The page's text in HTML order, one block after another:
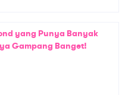
yang Punya Banyak
Gampang Banget!